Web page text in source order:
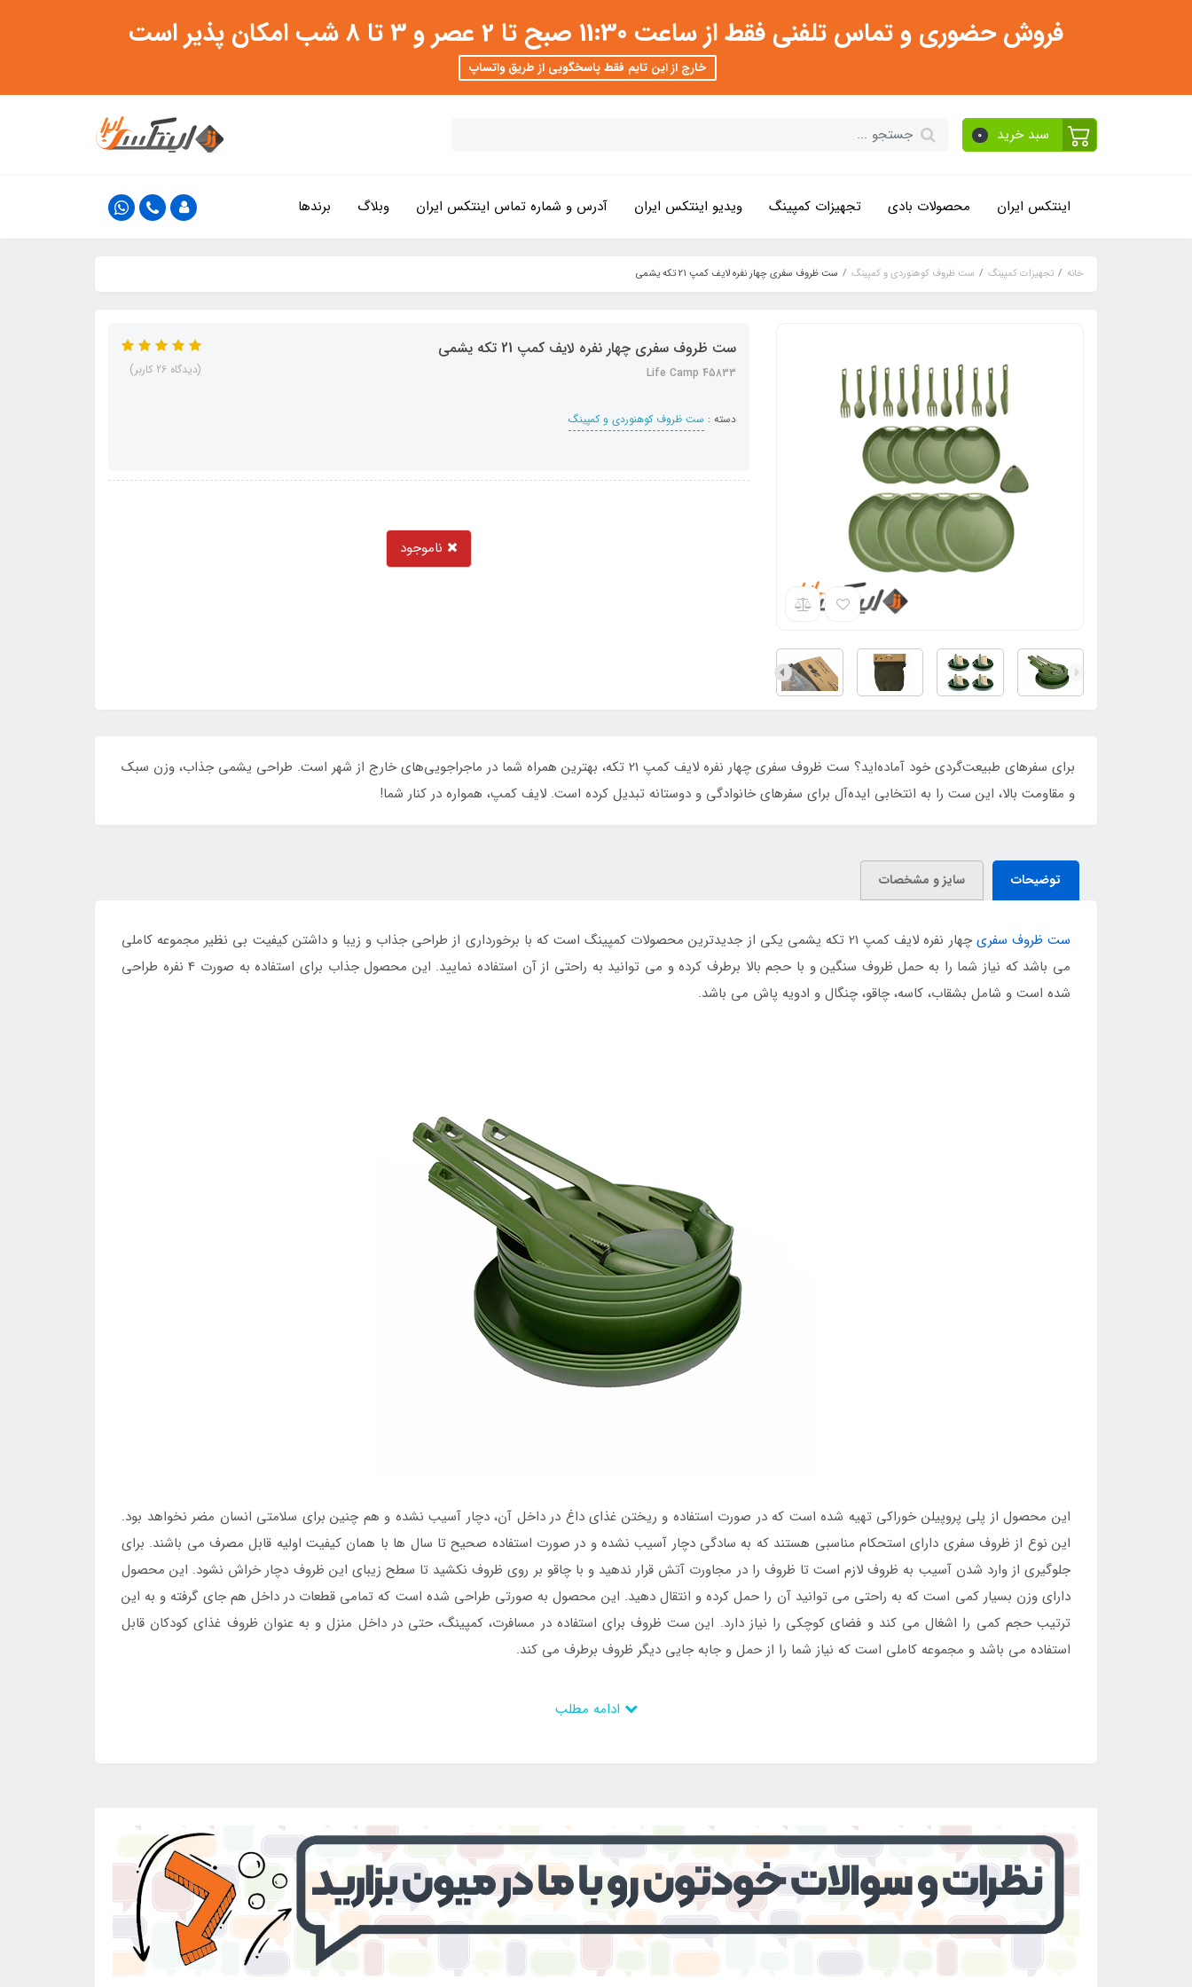
فروش حضوری و تماس تلفنی فقط از ساعت 11:30 صبح تا 2 عصر و 3 تا 8 شب امکان پذیر است
خارج از این تایم فقط پاسخگویی از طریق واتساپ
سبد خرید 0
اینتکس ایران محصولات بادی تجهیزات کمپینگ ویدیو اینتکس ایران آدرس و شماره تماس اینتکس ایران وبلاگ برندها
خانه تجهیزات کمپینگ ست ظروف کوهنوردی و کمپینگ ست ظروف سفری چهار نفره لایف کمپ 21 تکه یشمی
ست ظروف سفری چهار نفره لایف کمپ 21 تکه یشمی
45833 Life Camp
دسته : ست ظروف کوهنوردی و کمپینگ
(دیدگاه 26 کاربر)
ناموجود
برای سفرهای طبیعت‌گردی خود آماده‌اید؟ ست ظروف سفری چهار نفره لایف کمپ 21 تکه، بهترین همراه شما در ماجراجویی‌های خارج از شهر است. طراحی یشمی جذاب، وزن سبک
و مقاومت بالا، این ست را به انتخابی ایده‌آل برای سفرهای خانوادگی و دوستانه تبدیل کرده است. لایف کمپ، همواره در کنار شما!
توضیحات سایز و مشخصات
ست ظروف سفری
چهار نفره لایف کمپ 21 تکه یشمی یکی از جدیدترین محصولات کمپینگ است که با برخورداری از طراحی جذاب و زیبا و داشتن کیفیت بی نظیر مجموعه کاملی
می باشد که نیاز شما را به حمل ظروف سنگین و با حجم بالا برطرف کرده و می توانید به راحتی از آن استفاده نمایید. این محصول جذاب برای استفاده به صورت 4 نفره طراحی
شده است و شامل بشقاب، کاسه، چاقو، چنگال و ادویه پاش می باشد.
این محصول از پلی پروپیلن خوراکی تهیه شده است که در صورت استفاده و ریختن غذای داغ در داخل آن، دچار آسیب نشده و هم چنین برای سلامتی انسان مضر نخواهد بود.
این نوع از ظروف سفری دارای استحکام مناسبی هستند که به سادگی دچار آسیب نشده و در صورت استفاده صحیح تا سال ها با همان کیفیت اولیه قابل مصرف می باشند. برای
جلوگیری از وارد شدن آسیب به ظروف لازم است تا ظروف را در مجاورت آتش قرار ندهید و با چاقو بر روی ظروف نکشید تا سطح زیبای این ظروف دچار خراش نشود. این محصول
دارای وزن بسیار کمی است که به راحتی می توانید آن را حمل کرده و انتقال دهید. این محصول به صورتی طراحی شده است که تمامی قطعات در داخل هم جای گرفته و به این
ترتیب حجم کمی را اشغال می کند و فضای کوچکی را نیاز دارد. این ست ظروف برای استفاده در مسافرت، کمپینگ، حتی در داخل منزل و به عنوان ظروف غذای کودکان قابل
استفاده می باشد و مجموعه کاملی است که نیاز شما را از حمل و جابه جایی دیگر ظروف برطرف می کند.